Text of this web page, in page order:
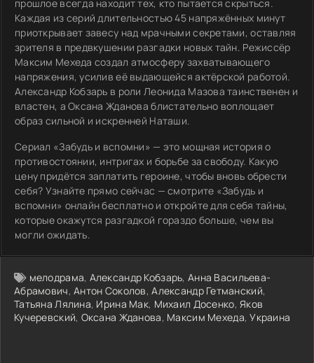
прошлое всегда находит тех, кто пытается скрыться.
Каждая из серий длительностью 45 напряжённых минут
приоткрывает завесу над мрачными секретами, оставляя
зрителя в предвкушении разгадки новых тайн. Режиссёр
Максим Мехеда создал атмосферу захватывающего
напряжения, усилив её выдающейся актёрской работой.
Александр Кобзарь в роли Леонида Мазова таинственен и
властен, а Оксана Жданова блистательно воплощает
образ сильной и искренней Наташи.
Сериал «Забудь и вспомни» — это мощная история о
противостоянии, интригах и борьбе за свободу. Какую
цену придётся заплатить героине, чтобы вновь обрести
себя? Узнайте прямо сейчас — смотрите «Забудь и
вспомни» онлайн бесплатно и откройте для себя тайны,
которые окажутся разгадкой гораздо больше, чем вы
могли ожидать.
мелодрама, Александр Кобзарь, Анна Васильева-
Абрамович,Антон Соколов,Александр Гетманский,
Татьяна Лялина, Ирина Мак, Михаил Досенко,Яков
Кучеревский, Оксана Жданова, Максим Мехеда,Украина